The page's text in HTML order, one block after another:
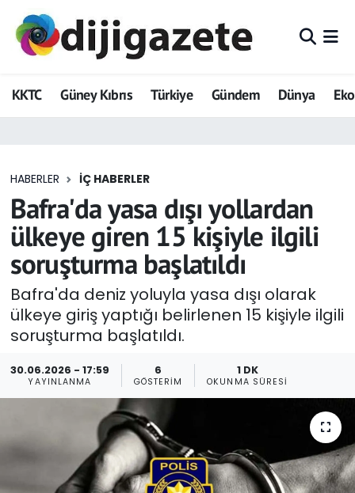
KKTC Güney Kıbrıs Türkiye Gündem Dünya
HABERLER İÇ HABERLER
Bafra'da yasa dışı yollardan
ülkeye giren 15 kişiyle ilgili
soruşturma başlatıldı
Bafra'da deniz yoluyla yasa dışı olarak
ülkeye giriş yaptığı belirlenen 15 kişiyle ilgili
soruşturma başlatıldı.
30.06.2026 - 17:59
YAYINLANMA
6
GÖSTERIM
1 DK
OKUNMA SÜRESI
ADVERTORIAL
Dijigazete
Eğitim
Ekonomi
Foto Galeri
GEZİ
Güncel
Gündem
KKTC YEREL SEÇİM 2018
Hava Durumu
Trafik Durumu
Tüm Manşetler
Son Dakika Haberleri
Haber Arşivi